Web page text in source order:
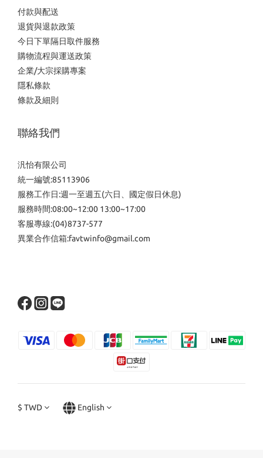
付款與配送
退貨與退款政策
今日下單隔日取件服務
購物流程與運送政策
企業/大宗採購專案
隱私條款
條款及細則
聯絡我們
汎怡有限公司
統一編號:85113906
服務工作日:週一至週五(六日、國定假日休息)
服務時間:08:00~12:00 13:00~17:00
客服專線:(04)8737-577
異業合作信箱:favtwinfo@gmail.com
$ TWD English